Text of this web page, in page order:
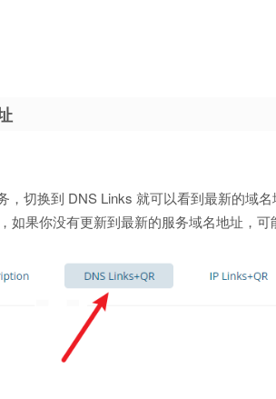
，切换到 DNS Links 就可以看到最新的域
果你没有更新到最新的服务域名地址，可